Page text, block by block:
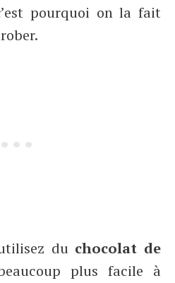
pourquoi on la fait
du chocolat de
plus facile à